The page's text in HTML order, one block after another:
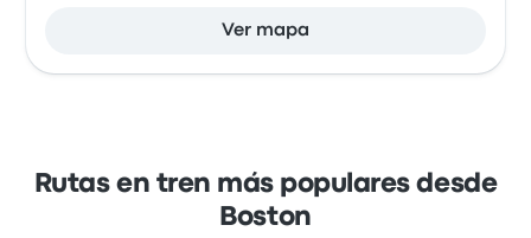
Ver mapa
Rutas en tren más populares desde
Boston